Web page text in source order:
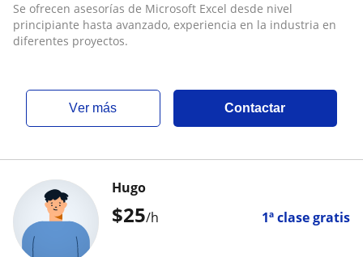
Se ofrecen asesorías de Microsoft Excel desde nivel
principiante hasta avanzado, experiencia en la industria en
diferentes proyectos.
ver más Contactar
$25/h 1ª clase gratis
Hugo